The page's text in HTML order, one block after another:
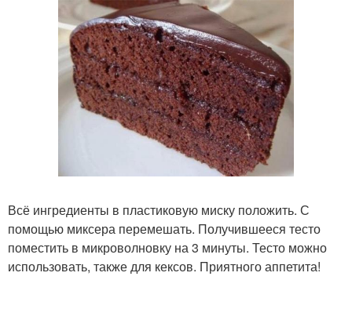
Всё ингредиенты в пластиковую миску положить. С
помощью миксера перемешать. Получившееся тесто
поместить в микроволновку на 3 минуты. Тесто можно
использовать, также для кексов. Приятного аппетита!